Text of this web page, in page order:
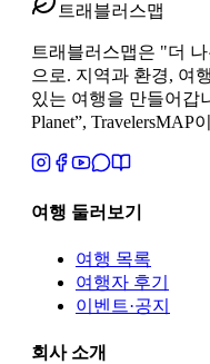
트래블러스맵
트래블러스맵은 "더
으로. 지역과 환경, 여
있는 여행을 만들어갑
Planet”,
여행 둘러보기
여행 목록
여행자 후기
이벤트·공지
회사 소개